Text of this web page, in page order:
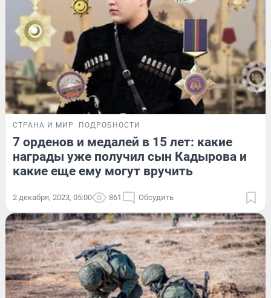
СТРАНА И МИР ПОДРОБНОСТИ
7 орденов и медалей в 15 лет: какие
награды уже получил сын Кадырова и
какие еще ему могут вручить
2 декабря, 2023, 05:00 861 Обсудить